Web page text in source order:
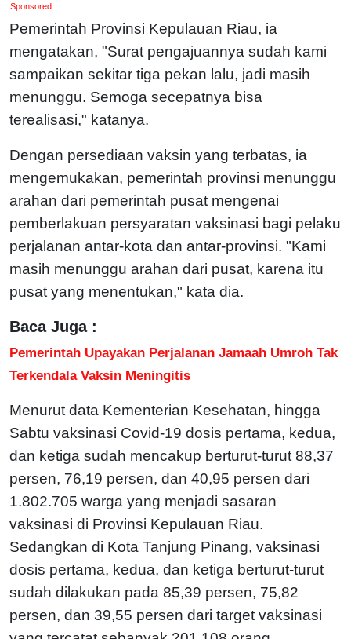
Sponsored
Pemerintah Provinsi Kepulauan Riau, ia
mengatakan, "Surat pengajuannya sudah kami
sampaikan sekitar tiga pekan lalu, jadi masih
menunggu. Semoga secepatnya bisa
terealisasi," katanya.
Dengan persediaan vaksin yang terbatas, ia
mengemukakan, pemerintah provinsi menunggu
arahan dari pemerintah pusat mengenai
pemberlakuan persyaratan vaksinasi bagi pelaku
perjalanan antar-kota dan antar-provinsi. "Kami
masih menunggu arahan dari pusat, karena itu
pusat yang menentukan," kata dia.
Baca Juga :
Pemerintah Upayakan Perjalanan Jamaah Umroh Tak
Terkendala Vaksin Meningitis
Menurut data Kementerian Kesehatan, hingga
Sabtu vaksinasi Covid-19 dosis pertama, kedua,
dan ketiga sudah mencakup berturut-turut 88,37
persen, 76,19 persen, dan 40,95 persen dari
1.802.705 warga yang menjadi sasaran
vaksinasi di Provinsi Kepulauan Riau.
Sedangkan di Kota Tanjung Pinang, vaksinasi
dosis pertama, kedua, dan ketiga berturut-turut
sudah dilakukan pada 85,39 persen, 75,82
persen, dan 39,55 persen dari target vaksinasi